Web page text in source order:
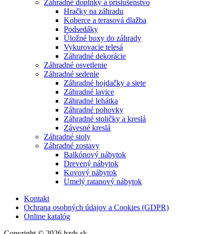
Záhradné doplnky a príslušenstvo
Hračky na záhradu
Koberce a terasová dlažba
Podsedáky
Úložné boxy do záhrady
Vykurovacie telesá
Záhradné dekorácie
Záhradné osvetlenie
Záhradné sedenie
Záhradné hojdačky a siete
Záhradné lavice
Záhradné lehátka
Záhradné pohovky
Záhradné stoličky a kreslá
Závesné kreslá
Záhradné stoly
Záhradné zostavy
Balkónový nábytok
Drevený nábytok
Kovový nábytok
Umelý ratanový nábytok
Kontakt
Ochrana osobných údajov a Cookies (GDPR)
Online katalóg